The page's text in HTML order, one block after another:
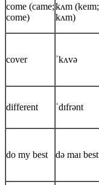
come (came;
come)
kʌm (keɪm;
kʌm)
cover ˈkʌvə
different ˈdɪfrənt
do my best də maɪ best